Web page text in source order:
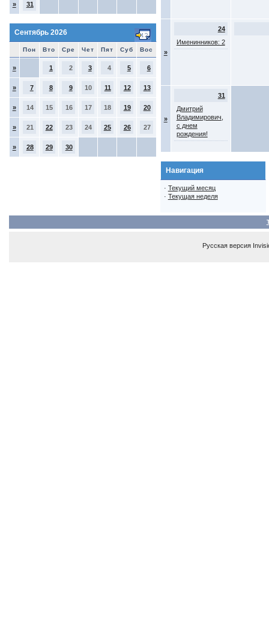
» 31
Сентябрь 2026
Пон Вто Сре Чет Пят Суб Вос
» 1 2 3 4 5 6
» 7 8 9 10 11 12 13
» 14 15 16 17 18 19 20
» 21 22 23 24 25 26 27
» 28 29 30
»
24
Именинников: 2
»
31
Дмитрий
Владимирович,
с днем
рождения!
Навигация
· Текущий месяц
· Текущая неделя
Русская версия